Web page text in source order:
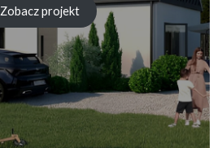
wynosiła:
zł499.00.
wynosi:
zł299.00.
Zobacz projekt